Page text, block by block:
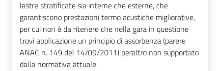
lastre stratificate sia interne che esterne, che
garantiscono prestazioni termo acustiche migliorative,
per cui non è da ritenere che nella gara in questione
trovi applicazione un principio di assorbenza (parere
ANAC n. 149 del 14/09/2011) peraltro non supportato
dalla normativa attuale.